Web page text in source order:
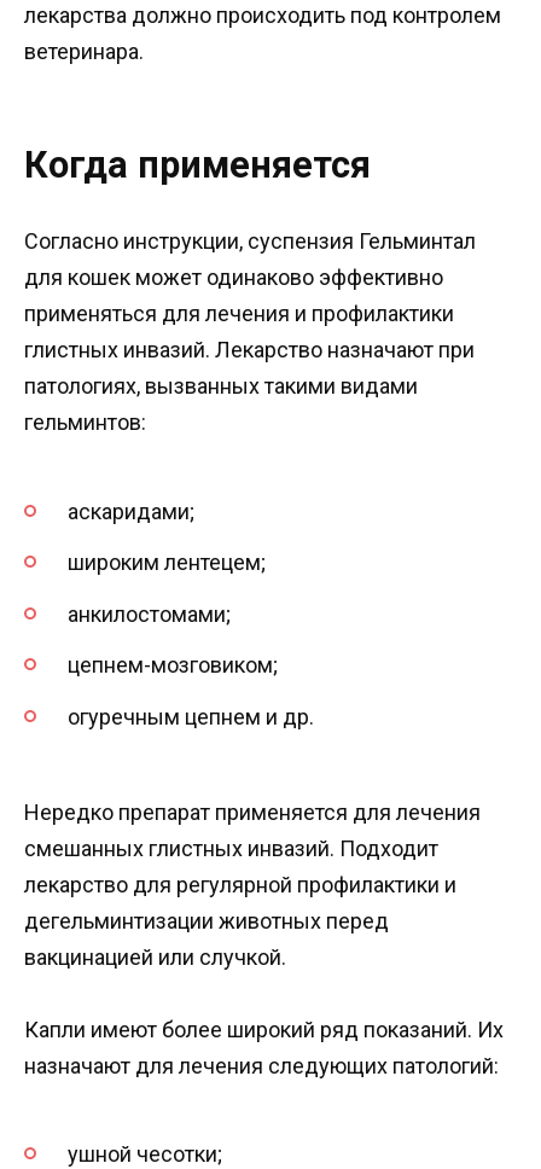
лекарства должно происходить под контролем
ветеринара.
Когда применяется
Согласно инструкции, суспензия Гельминтал
для кошек может одинаково эффективно
применяться для лечения и профилактики
глистных инвазий. Лекарство назначают при
патологиях, вызванных такими видами
гельминтов:
аскаридами;
широким лентецем;
анкилостомами;
цепнем-мозговиком;
огуречным цепнем и др.
Нередко препарат применяется для лечения
смешанных глистных инвазий. Подходит
лекарство для регулярной профилактики и
дегельминтизации животных перед
вакцинацией или случкой.
Капли имеют более широкий ряд показаний. Их
назначают для лечения следующих патологий:
ушной чесотки;